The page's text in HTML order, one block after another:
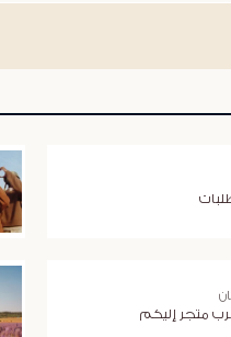
متجر إليكم